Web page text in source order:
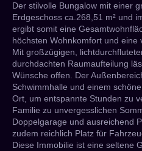
Der stilvolle Bungalow mit einer
Erdgeschoss ca.268,51 m² und
ergibt somit eine
höchsten Wohnkomfort und eine
Mit großzügigen,
durchdachten Raumaufteilung
Wünsche offen. Der
Schwimmhalle und einem
Ort, um entspannte Stunden zu
Familie zu unvergesslichen
Doppelgarage und ausreichend
zudem reichlich Platz für
Diese Immobilie ist eine seltene